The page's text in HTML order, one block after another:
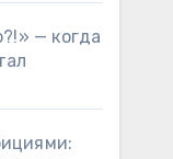
— когда